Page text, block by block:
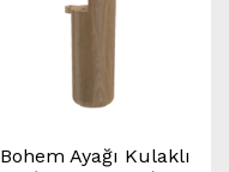
Bohem Ayağı Kulaklı